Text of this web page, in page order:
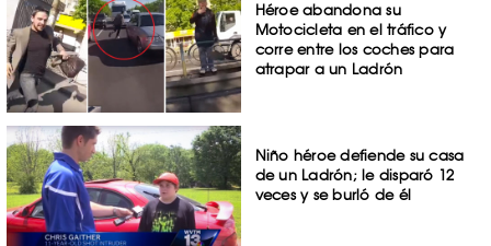
Héroe abandona su
Motocicleta en el tráfico y
corre entre los coches para
atrapar a un Ladrón
Niño héroe defiende su casa
de un Ladrón; le disparó 12
veces y se burló de él